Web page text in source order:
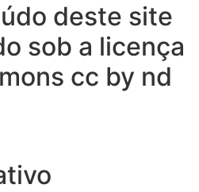
deste site
sob a licença
cc by nd